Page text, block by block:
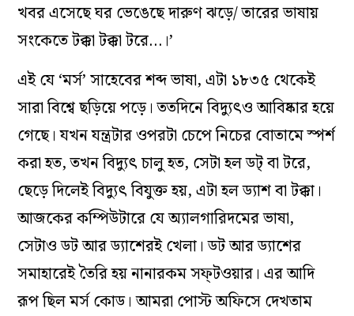
খবর এসেছে ঘর ভেঙেছে দারুণ ঝড়ে/ তারের ভাষায়
সংকেতে টক্কা টক্কা টরে…।’
এই যে ‘মর্স’ সাহেবের শব্দ ভাষা, এটা ১৮৩৫ থেকেই
সারা বিশ্বে ছড়িয়ে পড়ে। ততদিনে বিদ‌্যুৎও আবিষ্কার হয়ে
গেছে। যখন যন্ত্রটার ওপরটা চেপে নিচের বোতামে স্পর্শ
করা হত, তখন বিদ‌্যুৎ চালু হত, সেটা হল ডট্‌ বা টরে,
ছেড়ে দিলেই বিদ‌্যুৎ বিযুক্ত হয়, এটা হল ড‌্যাশ বা টক্কা।
আজকের কম্পিউটারে যে অ্যালগারিদমের ভাষা,
সেটাও ডট আর ড‌্যাশেরই খেলা। ডট আর ড‌্যাশের
সমাহারেই তৈরি হয় নানারকম সফ্‌টওয়ার। এর আদি
রূপ ছিল মর্স কোড। আমরা পোস্ট অফিসে দেখতাম